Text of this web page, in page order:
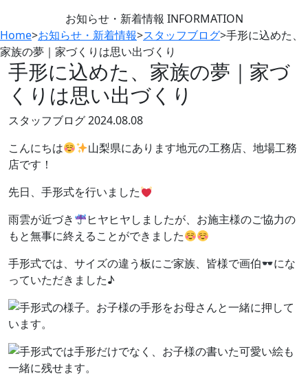
お知らせ・新着情報 INFORMATION
Home>お知らせ・新着情報>スタッフブログ>手形に込めた、
家族の夢｜家づくりは思い出づくり
手形に込めた、家族の夢｜家づ
くりは思い出づくり
スタッフブログ2024.08.08
こんにちは
山梨県にあります地元の工務店、地場工務
店です！
先日、手形式を行いました
雨雲が近づき
ヒヤヒヤしましたが、お施主様のご協力の
もと無事に終えることができました
手形式では、サイズの違う板にご家族、皆様で画伯
にな
っていただきました♪